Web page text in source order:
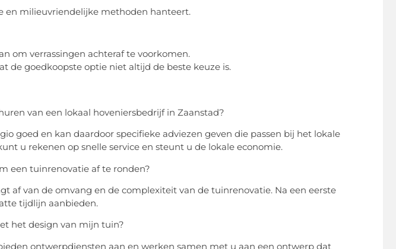
en milieuvriendelijke methoden hanteert.
om verrassingen achteraf te voorkomen.
de goedkoopste optie niet altijd de beste keuze is.
van een lokaal hoveniersbedrijf in Zaanstad?
goed en kan daardoor specifieke adviezen geven die passen bij het lokale
u rekenen op snelle service en steunt u de lokale economie.
een tuinrenovatie af te ronden?
af van de omvang en de complexiteit van de tuinrenovatie. Na een eerste
tijdlijn aanbieden.
het design van mijn tuin?
ontwerpdiensten aan en werken samen met u aan een ontwerp dat